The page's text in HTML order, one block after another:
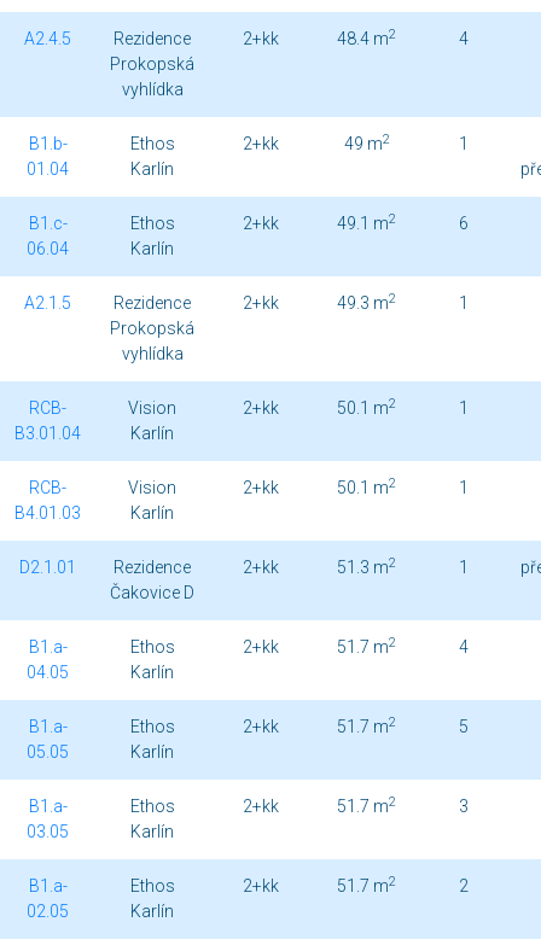
A2.4.5
Rezidence
Prokopská
vyhlídka
2+kk 48.4 m2 4
B1.b-
01.04
Ethos
Karlín
2+kk 49 m2
1
B1.c-
06.04
Ethos
Karlín
2+kk 49.1 m2 6
A2.1.5
Rezidence
Prokopská
vyhlídka
2+kk 49.3 m2 1
RCB-
B3.01.04
Vision
Karlín
2+kk 50.1 m2 1
RCB-
B4.01.03
Vision
Karlín
2+kk 50.1 m2 1
D2.1.01
Rezidence
Čakovice D
2+kk 51.3 m2 1
B1.a-
04.05
Ethos
Karlín
2+kk 51.7 m2 4
B1.a-
05.05
Ethos
Karlín
2+kk 51.7 m2 5
B1.a-
03.05
Ethos
Karlín
2+kk 51.7 m2 3
B1.a-
02.05
Ethos
Karlín
2+kk 51.7 m2 2